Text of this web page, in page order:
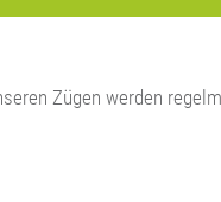
Zügen werden